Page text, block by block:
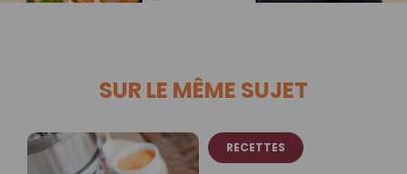
SUR LE MÊME SUJET
RECETTES